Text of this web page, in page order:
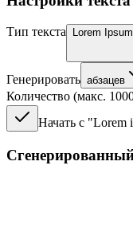
Тип текста Lorem Ipsum
Генерировать абзацев
Количество (макс.
Начать с "Lorem